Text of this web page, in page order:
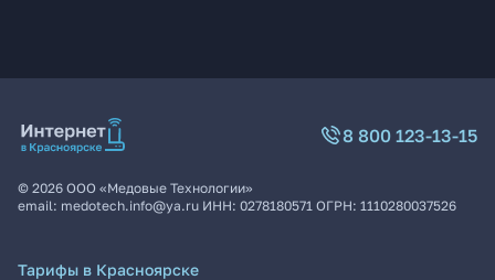
8 800 123-13-15
© 2026 ООО «Медовые Технологии»
email: medotech.info@ya.ru ИНН: 0278180571 ОГРН: 1110280037526
Тарифы в Красноярске